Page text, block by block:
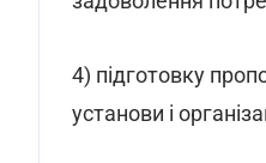
4) підготовку
установи і